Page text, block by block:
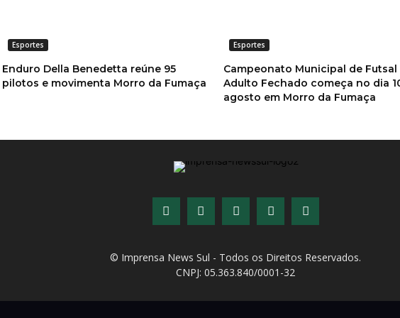
Esportes
Enduro Della Benedetta reúne 95
pilotos e movimenta Morro da Fumaça
Esportes
Campeonato Municipal de Futsal
Adulto Fechado começa no dia
agosto em Morro da Fumaça
© Imprensa News Sul - Todos os Direitos Reservados.
CNPJ: 05.363.840/0001-32